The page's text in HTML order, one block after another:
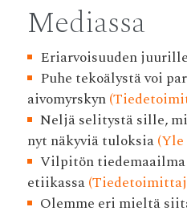
Mediassa
Eriarvoisuuden juurille
Puhe tekoälystä voi
aivomyrskyn
Neljä selitystä sille,
nyt näkyviä tuloksia(Yle
Vilpitön tiedemaailma
etiikassa
Olemme eri mieltä